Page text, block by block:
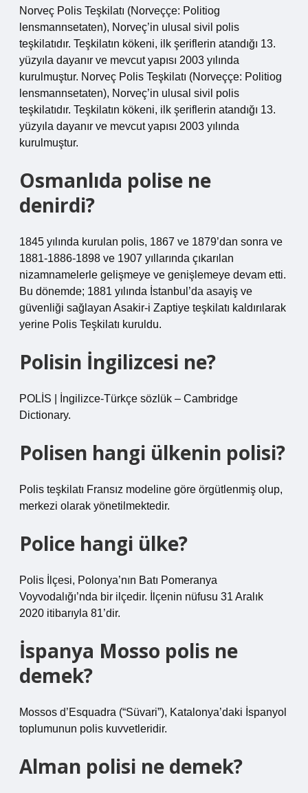
Norveç Polis Teşkilatı (Norveççe: Politiog
lensmannsetaten), Norveç’in ulusal sivil polis
teşkilatıdır. Teşkilatın kökeni, ilk şeriflerin atandığı 13.
yüzyıla dayanır ve mevcut yapısı 2003 yılında
kurulmuştur. Norveç Polis Teşkilatı (Norveççe: Politiog
lensmannsetaten), Norveç’in ulusal sivil polis
teşkilatıdır. Teşkilatın kökeni, ilk şeriflerin atandığı 13.
yüzyıla dayanır ve mevcut yapısı 2003 yılında
kurulmuştur.
Osmanlıda polise ne
denirdi?
1845 yılında kurulan polis, 1867 ve 1879’dan sonra ve
1881-1886-1898 ve 1907 yıllarında çıkarılan
nizamnamelerle gelişmeye ve genişlemeye devam etti.
Bu dönemde; 1881 yılında İstanbul’da asayiş ve
güvenliği sağlayan Asakir-i Zaptiye teşkilatı kaldırılarak
yerine Polis Teşkilatı kuruldu.
Polisin İngilizcesi ne?
POLİS | İngilizce-Türkçe sözlük – Cambridge
Dictionary.
Polisen hangi ülkenin polisi?
Polis teşkilatı Fransız modeline göre örgütlenmiş olup,
merkezi olarak yönetilmektedir.
Police hangi ülke?
Polis İlçesi, Polonya’nın Batı Pomeranya
Voyvodalığı’nda bir ilçedir. İlçenin nüfusu 31 Aralık
2020 itibarıyla 81’dir.
İspanya Mosso polis ne
demek?
Mossos d’Esquadra (“Süvari”), Katalonya’daki İspanyol
toplumunun polis kuvvetleridir.
Alman polisi ne demek?